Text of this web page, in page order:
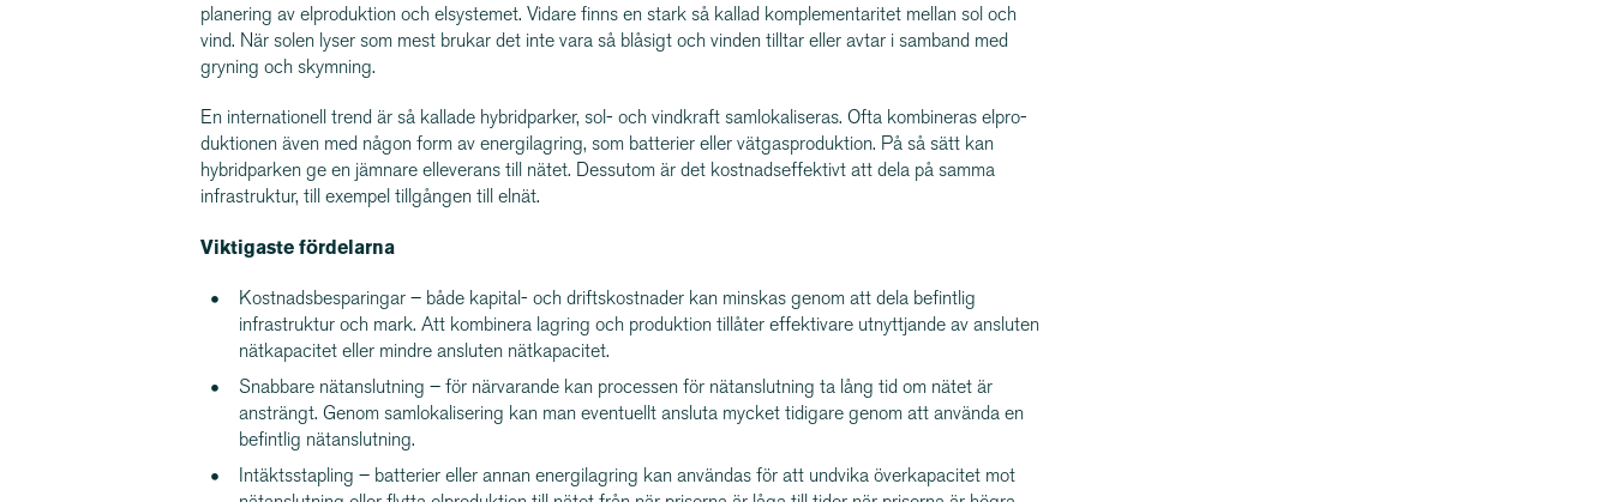
planering av elproduktion och elsystemet. Vidare finns en stark så kallad komple­men­ta­ritet mellan sol och
vind. När solen lyser som mest brukar det inte vara så blåsigt och vinden tilltar eller avtar i samband med
gryning och skymning.
En inter­na­tionell trend är så kallade hybridparker, sol- och vindkraft samlo­ka­li­seras. Ofta kombineras elpro­
duk­tionen även med någon form av energilagring, som batterier eller vätgas­pro­duktion. På så sätt kan
hybridparken ge en jämnare elleverans till nätet. Dessutom är det kostnads­ef­fektivt att dela på samma
infrastruktur, till exempel tillgången till elnät.
Viktigaste fördelarna
Kostnadsbesparingar – både kapital- och driftskostnader kan minskas genom att dela befintlig
infrastruktur och mark. Att kombinera lagring och produktion tillåter effektivare utnyttjande av ansluten
nätkapacitet eller mindre ansluten nätkapacitet.
Snabbare nätanslutning – för närvarande kan processen för nätanslutning ta lång tid om nätet är
ansträngt. Genom samlokalisering kan man eventuellt ansluta mycket tidigare genom att använda en
befintlig nätanslutning.
Intäktsstapling – batterier eller annan energilagring kan användas för att undvika överkapacitet mot